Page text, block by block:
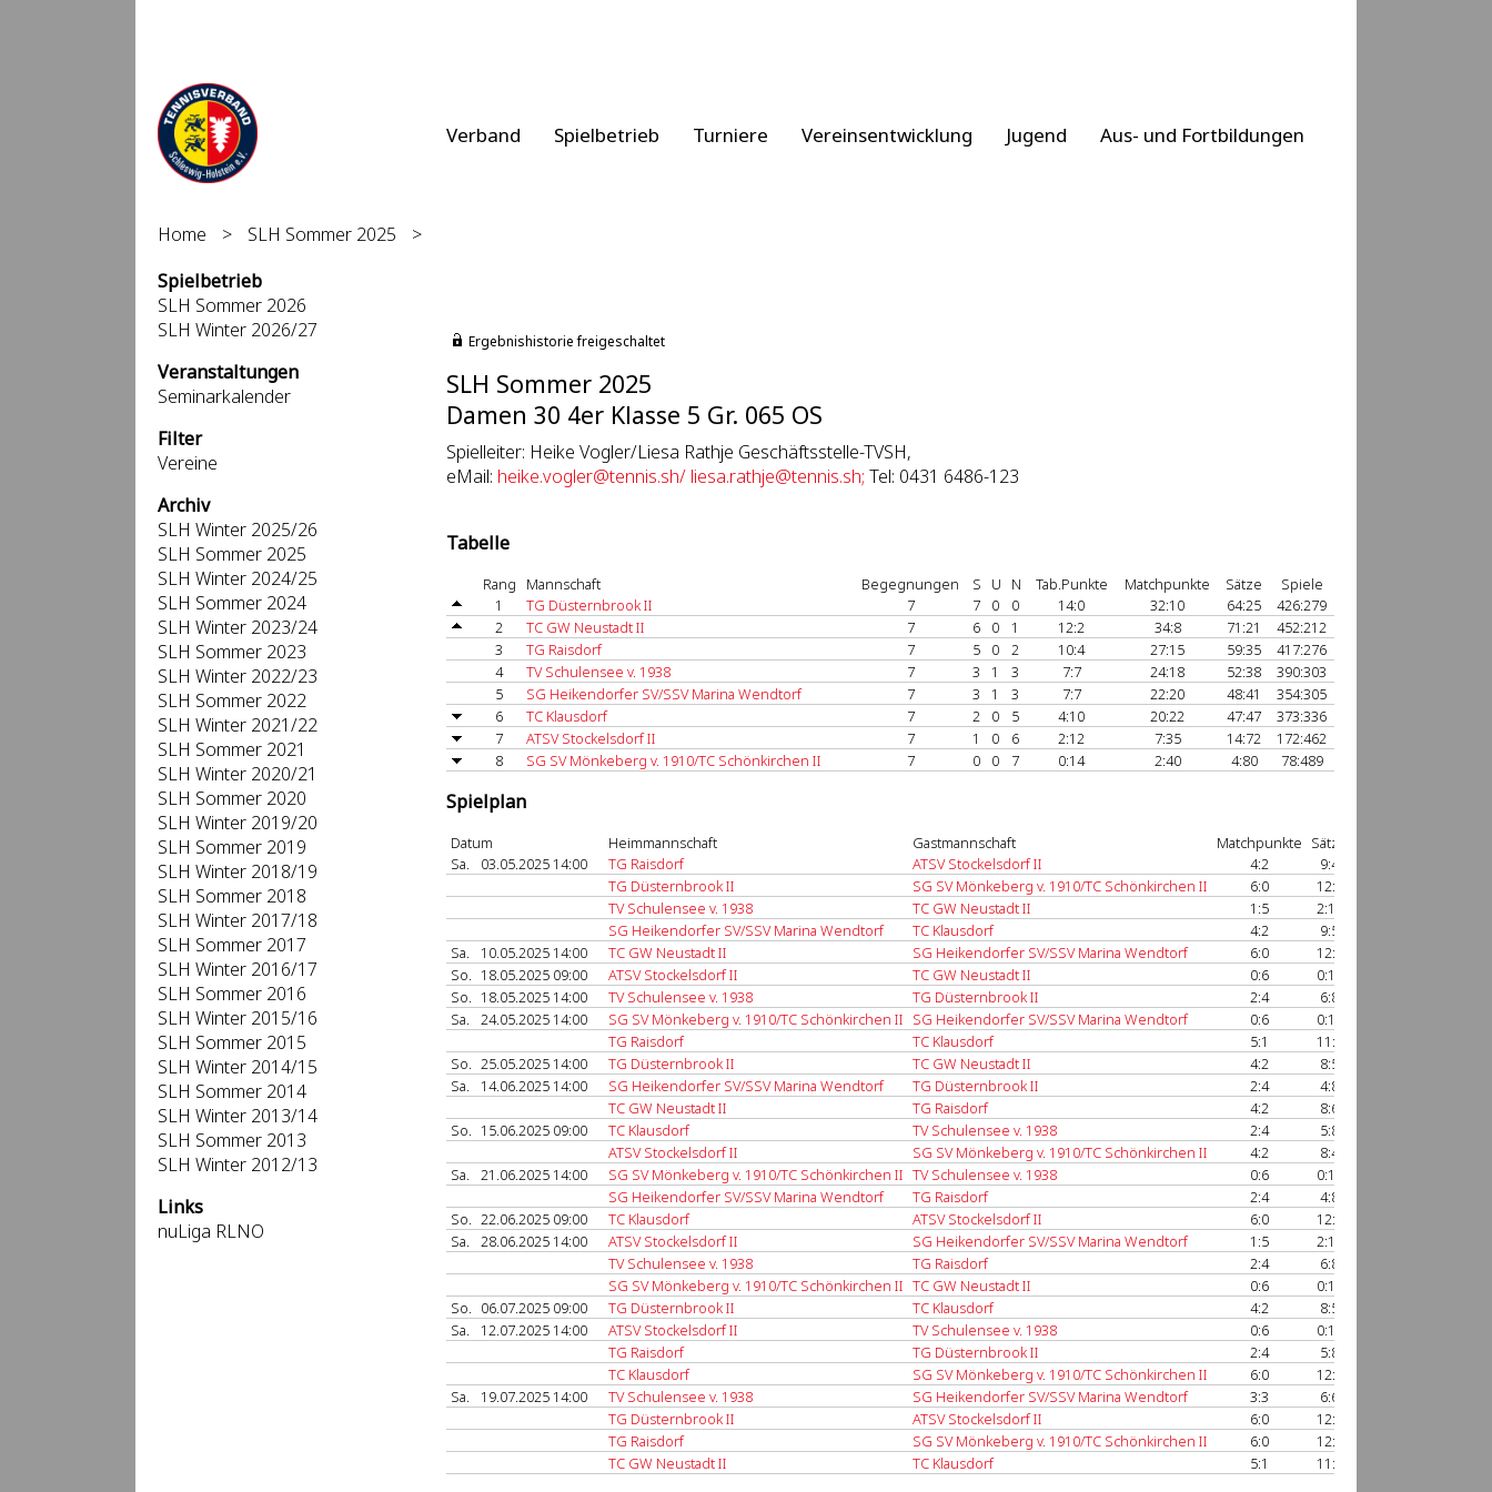
Verband Spielbetrieb Turniere Vereinsentwicklung Jugend Aus- und Fortbildungen
Home > SLH Sommer 2025
>
Spielbetrieb
SLH Sommer 2026
SLH Winter 2026/27
Veranstaltungen
Seminarkalender
Filter
Vereine
Archiv
SLH Winter 2025/26
SLH Sommer 2025
SLH Winter 2024/25
SLH Sommer 2024
SLH Winter 2023/24
SLH Sommer 2023
SLH Winter 2022/23
SLH Sommer 2022
SLH Winter 2021/22
SLH Sommer 2021
SLH Winter 2020/21
SLH Sommer 2020
SLH Winter 2019/20
SLH Sommer 2019
SLH Winter 2018/19
SLH Sommer 2018
SLH Winter 2017/18
SLH Sommer 2017
SLH Winter 2016/17
SLH Sommer 2016
SLH Winter 2015/16
SLH Sommer 2015
SLH Winter 2014/15
SLH Sommer 2014
SLH Winter 2013/14
SLH Sommer 2013
SLH Winter 2012/13
Links
nuLiga RLNO
Ergebnishistorie freigeschaltet
SLH Sommer 2025
Damen 30 4er Klasse 5 Gr. 065 OS
Spielleiter: Heike Vogler/Liesa Rathje Geschäftsstelle-TVSH,
eMail: heike.vogler@tennis.sh/ liesa.rathje@tennis.sh; Tel: 0431 6486-123
Tabelle
Rang Mannschaft Begegnungen S U N Tab.Punkte Matchpunkte Sätze
Spiele
1
TG Düsternbrook II 7 7 0 0 14:0 32:10 64:25
426:279
2
TC GW Neustadt II 7 6 0 1 12:2 34:8 71:21
452:212
3
TG Raisdorf 7 5 0 2 10:4 27:15 59:35
417:276
4
TV Schulensee v. 1938 7 3 1 3 7:7 24:18 52:38
390:303
5
SG Heikendorfer SV/SSV Marina Wendtorf 7 3 1 3 7:7 22:20 48:41
354:305
6
TC Klausdorf 7 2 0 5 4:10 20:22 47:47
373:336
7
ATSV Stockelsdorf II 7 1 0 6 2:12 7:35 14:72
172:462
8
SG SV Mönkeberg v. 1910/TC Schönkirchen II 7 0 0 7 0:14 2:40 4:80 78:489
Spielplan
Datum Heimmannschaft Gastmannschaft Matchpunkte Sätze
Sa.
03.05.2025 14:00 TG Raisdorf ATSV Stockelsdorf II 4:2 9:4
TG Düsternbrook II
SG SV Mönkeberg v. 1910/TC Schönkirchen II 6:0 12:0
TV Schulensee v. 1938
TC GW Neustadt II 1:5 2:11
SG Heikendorfer SV/SSV Marina Wendtorf
TC Klausdorf 4:2 9:5
Sa.
10.05.2025 14:00 TC GW Neustadt II SG Heikendorfer SV/SSV Marina Wendtorf 6:0 12:2
So. 18.05.2025 09:00 ATSV Stockelsdorf II TC GW Neustadt II 0:6 0:12
So. 18.05.2025 14:00 TV Schulensee v. 1938 TG Düsternbrook II 2:4 6:8
Sa.
24.05.2025 14:00 SG SV Mönkeberg v. 1910/TC Schönkirchen II SG Heikendorfer SV/SSV Marina Wendtorf 0:6 0:12
TG Raisdorf
TC Klausdorf 5:1 11:5
So. 25.05.2025 14:00 TG Düsternbrook II TC GW Neustadt II 4:2 8:5
Sa.
14.06.2025 14:00 SG Heikendorfer SV/SSV Marina Wendtorf TG Düsternbrook II 2:4 4:8
TC GW Neustadt II
TG Raisdorf 4:2 8:6
So. 15.06.2025 09:00 TC Klausdorf TV Schulensee v. 1938 2:4 5:8
ATSV Stockelsdorf II
SG SV Mönkeberg v. 1910/TC Schönkirchen II 4:2 8:4
Sa.
21.06.2025 14:00 SG SV Mönkeberg v. 1910/TC Schönkirchen II TV Schulensee v. 1938 0:6 0:12
SG Heikendorfer SV/SSV Marina Wendtorf
TG Raisdorf 2:4 4:8
So. 22.06.2025 09:00 TC Klausdorf ATSV Stockelsdorf II 6:0 12:0
Sa.
28.06.2025 14:00 ATSV Stockelsdorf II SG Heikendorfer SV/SSV Marina Wendtorf 1:5 2:11
TV Schulensee v. 1938
TG Raisdorf 2:4 6:8
SG SV Mönkeberg v. 1910/TC Schönkirchen II TC GW Neustadt II 0:6 0:12
So. 06.07.2025 09:00 TG Düsternbrook II TC Klausdorf 4:2 8:5
Sa.
12.07.2025 14:00 ATSV Stockelsdorf II TV Schulensee v. 1938 0:6 0:12
TG Raisdorf
TG Düsternbrook II 2:4 5:8
TC Klausdorf
SG SV Mönkeberg v. 1910/TC Schönkirchen II 6:0 12:0
Sa.
19.07.2025 14:00 TV Schulensee v. 1938 SG Heikendorfer SV/SSV Marina Wendtorf 3:3 6:6
TG Düsternbrook II
ATSV Stockelsdorf II 6:0 12:0
TG Raisdorf
SG SV Mönkeberg v. 1910/TC Schönkirchen II 6:0 12:0
TC GW Neustadt II
TC Klausdorf 5:1 11:3